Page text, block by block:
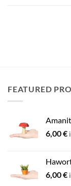
FEATURED
6,00€
6,00€